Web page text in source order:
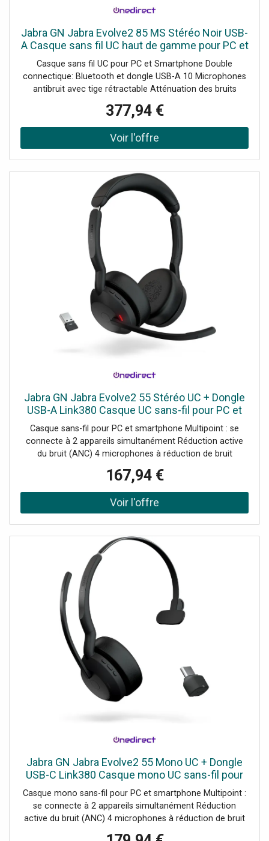
Jabra GN Jabra Evolve2 85 MS Stéréo Noir USB-
A Casque sans fil UC haut de gamme pour PC et
téléphone portable avec connexion dongle USB-
A optimisé Microsoft
Casque sans fil UC pour PC et Smartphone Double
connectique: Bluetooth et dongle USB-A 10 Microphones
antibruit avec tige rétractable Atténuation des bruits
Compatible avec tous les Softphones du marché Optimisé
pour Microsoft Teams
377,94 €
Jabra GN Jabra Evolve2 55 Stéréo UC + Dongle
USB-A Link380 Casque UC sans-fil pour PC et
mobile avec Dongle USB-A Link380.
Casque sans-fil pour PC et smartphone Multipoint : se
connecte à 2 appareils simultanément Réduction active
du bruit (ANC) 4 microphones à réduction de bruit
Version UC : compatible tous softphones
167,94 €
Jabra GN Jabra Evolve2 55 Mono UC + Dongle
USB-C Link380 Casque mono UC sans-fil pour
PC et mobile avec Dongle USB-C Link380.
Casque mono sans-fil pour PC et smartphone Multipoint :
se connecte à 2 appareils simultanément Réduction
active du bruit (ANC) 4 microphones à réduction de bruit